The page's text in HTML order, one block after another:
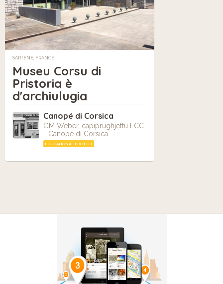
SARTÈNE, FRANCE
Museu Corsu di
Pristoria è
d'archiulugia
Canopé di Corsica
GM Weber, capiprughjettu LCC
- Canopé di Corsica.
EDUCATIONAL PROJECT